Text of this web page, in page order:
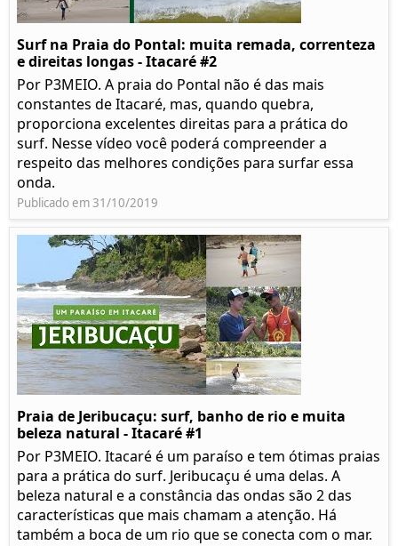
Surf na Praia do Pontal: muita remada, correnteza
e direitas longas - Itacaré #2
Por P3MEIO. A praia do Pontal não é das mais
constantes de Itacaré, mas, quando quebra,
proporciona excelentes direitas para a prática do
surf. Nesse vídeo você poderá compreender a
respeito das melhores condições para surfar essa
onda.
Publicado em 31/10/2019
Praia de Jeribucaçu: surf, banho de rio e muita
beleza natural - Itacaré #1
Por P3MEIO. Itacaré é um paraíso e tem ótimas praias
para a prática do surf. Jeribucaçu é uma delas. A
beleza natural e a constância das ondas são 2 das
características que mais chamam a atenção. Há
também a boca de um rio que se conecta com o mar.